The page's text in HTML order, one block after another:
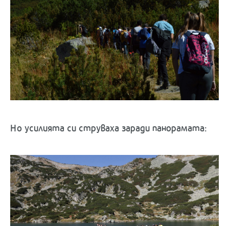
Но усилията си струваха заради панорамата: